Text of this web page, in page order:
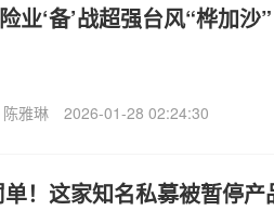
业‘备’战超强台风“桦加沙”
陈雅琳 2026-01-28 02:24:30
！这家知名私募被暂停